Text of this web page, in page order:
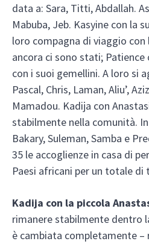
data a: Sara, Titti, Abdallah.
Mabuba, Jeb. Kasyine con la
loro compagna di viaggio con
ancora ci sono stati; Patience
con i suoi gemellini. A loro si
Pascal, Chris, Laman, Aliu’,
Mamadou. Kadija con
stabilmente nella comunità.
Bakary, Suleman, Samba e
35 le accoglienze in casa di
Paesi africani per un totale di
Kadija con la piccola
rimanere stabilmente dentro
è cambiata completamente